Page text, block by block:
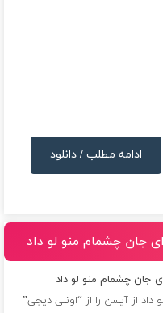
ادامه مطلب / دانلود
جان چشمام منو لو داد
جان چشمام منو لو داد
داد ازآیسن را از “اونلی دیجی”